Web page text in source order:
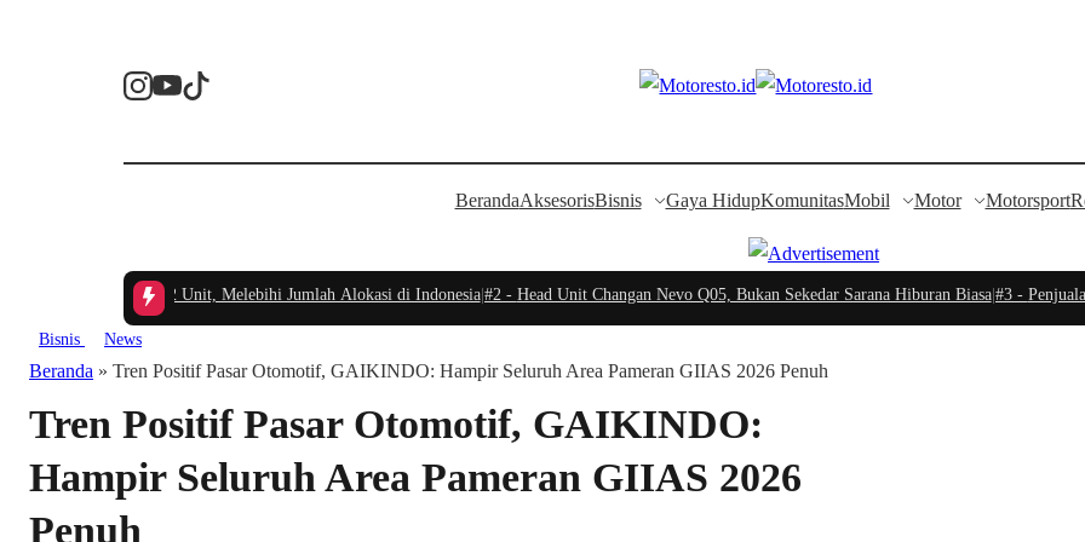
BerandaAksesorisBisnis Gaya HidupKomunitasMobil Motor Motorsport
ONE Ludes 132 Unit, Melebihi Jumlah Alokasi di Indonesia|#2 -Head Unit Changan Nevo Q05, Bukan Sekedar Sarana Hiburan Biasa|#3 -Penjualan
Bisnis News
Beranda » Tren Positif Pasar Otomotif, GAIKINDO: Hampir Seluruh Area Pameran GIIAS 2026 Penuh
Tren Positif Pasar Otomotif, GAIKINDO:
Hampir Seluruh Area Pameran GIIAS 2026
Penuh